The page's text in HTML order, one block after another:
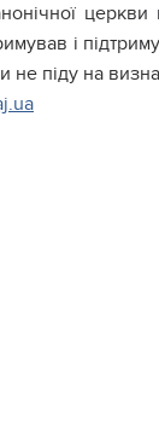
і
не піду на